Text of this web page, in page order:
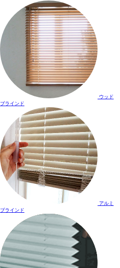
ウッド
ブラインド
アルミ
ブラインド